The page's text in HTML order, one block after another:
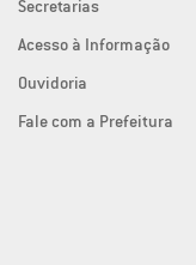
Secretarias
Acesso à Informação
Ouvidoria
Fale com a Prefeitura